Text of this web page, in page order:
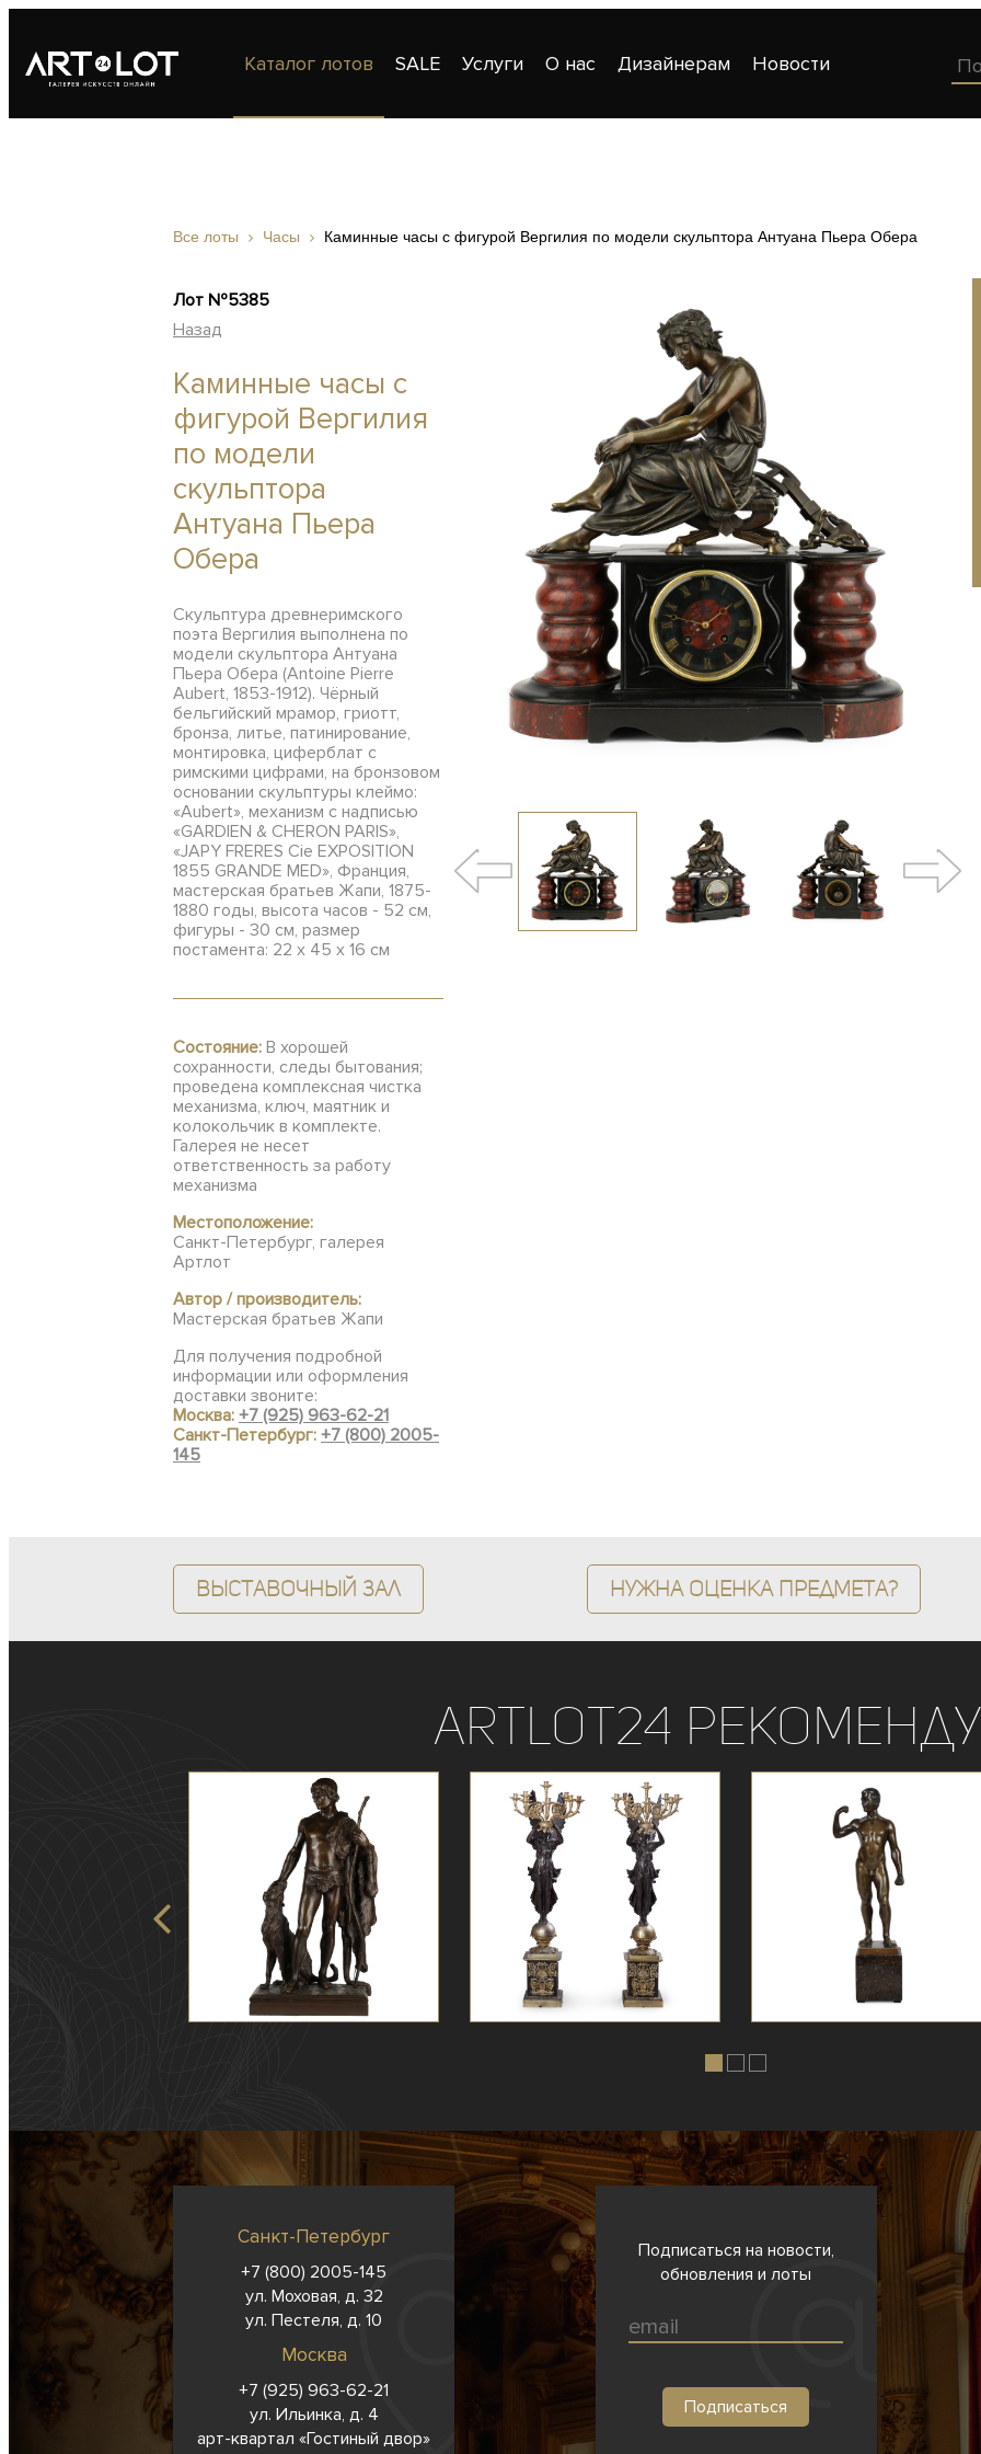
Каталог лотов SALE Услуги О нас Дизайнерам Новости
Все лоты Часы Каминные часы с фигурой Вергилия по модели скульптора Антуана Пьера Обера
Лот №5385
Назад
Каминные часы с
фигурой Вергилия
по модели
скульптора
Антуана Пьера
Обера
Скульптура древнеримского
поэта Вергилия выполнена по
модели скульптора Антуана
Пьера Обера (Antoine Pierre
Aubert, 1853-1912). Чёрный
бельгийский мрамор, гриотт,
бронза, литье, патинирование,
монтировка, циферблат с
римскими цифрами, на бронзовом
основании скульптуры клеймо:
«Aubert», механизм с надписью
«GARDIEN & CHERON PARIS»,
«JAPY FRERES Cie EXPOSITION
1855 GRANDE MED», Франция,
мастерская братьев Жапи, 1875-
1880 годы, высота часов - 52 см,
фигуры - 30 см, размер
постамента: 22 х 45 х 16 см
Состояние: В хорошей
сохранности, следы бытования;
проведена комплексная чистка
механизма, ключ, маятник и
колокольчик в комплекте.
Галерея не несет
ответственность за работу
механизма
Местоположение:
Санкт-Петербург, галерея
Артлот
Автор / производитель:
Мастерская братьев Жапи
Для получения подробной
информации или оформления
доставки звоните:
Москва: +7 (925) 963-62-21
Санкт-Петербург: +7 (800) 2005-
145
Выставочный зал Нужна оценка предмета?
ArtLot24
Санкт-Петербург
+7 (800) 2005-145
ул. Моховая, д. 32
ул. Пестеля, д. 10
Москва
+7 (925) 963-62-21
ул. Ильинка, д. 4
арт-квартал «Гостиный двор»
Подписаться на новости,
обновления и лоты